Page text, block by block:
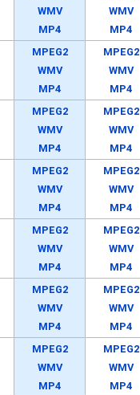
WMV
MP4
WMV
MP4
MPEG2
WMV
MP4
MPEG2
WMV
MP4
MPEG2
WMV
MP4
MPEG2
WMV
MP4
MPEG2
WMV
MP4
MPEG2
WMV
MP4
MPEG2
WMV
MP4
MPEG2
WMV
MP4
MPEG2
WMV
MP4
MPEG2
WMV
MP4
MPEG2
WMV
MP4
MPEG2
WMV
MP4